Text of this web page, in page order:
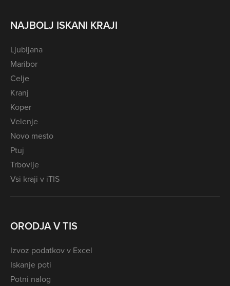
NAJBOLJ ISKANI KRAJI
Ljubljana
Maribor
Celje
Kranj
Koper
Velenje
Novo mesto
Ptuj
Trbovlje
Vsi kraji v iTIS
ORODJA V TIS
Izvoz podatkov v Excel
Iskanje poti
Potni nalog